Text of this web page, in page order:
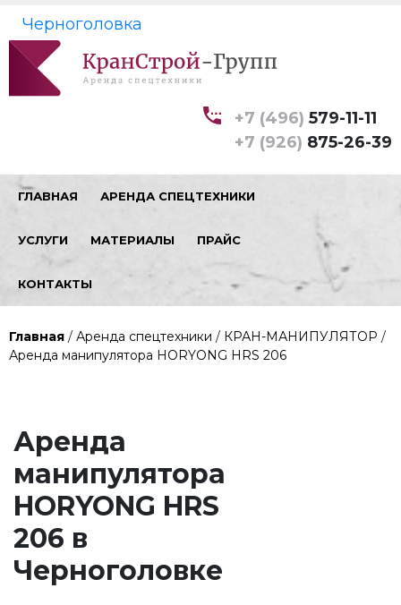
+7 (496) 579-11-11
+7 (926) 875-26-39
Черноголовка
ГЛАВНАЯ АРЕНДА СПЕЦТЕХНИКИ
УСЛУГИ МАТЕРИАЛЫ ПРАЙС
КОНТАКТЫ
Главная / Аренда спецтехники / КРАН-МАНИПУЛЯТОР /
Аренда манипулятора HORYONG HRS 206
Аренда
манипулятора
HORYONG HRS
206 в
Черноголовке